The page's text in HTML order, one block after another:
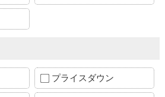
プライスダウン